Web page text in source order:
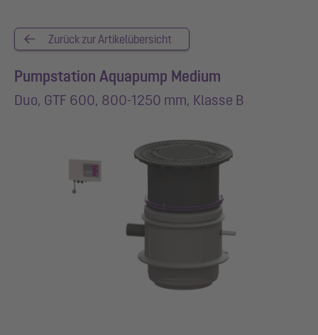
Zurück zur Artikelübersicht
Pumpstation Aquapump Medium
Duo, GTF 600, 800-1250 mm, Klasse B